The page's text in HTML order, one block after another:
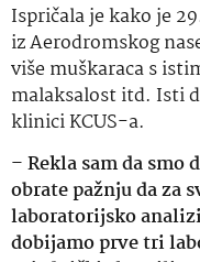
Ispričala je kako je
iz Aerodromskog
više muškaraca s
malaksalost itd. Isti
klinici KCUS-a.
–Rekla sam da
obrate pažnju da za
laboratorijsko
dobijamo prve tri